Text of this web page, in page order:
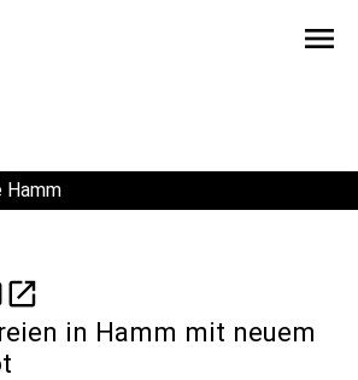
menu
Hamm
open_in_new
in Hamm mit neuem